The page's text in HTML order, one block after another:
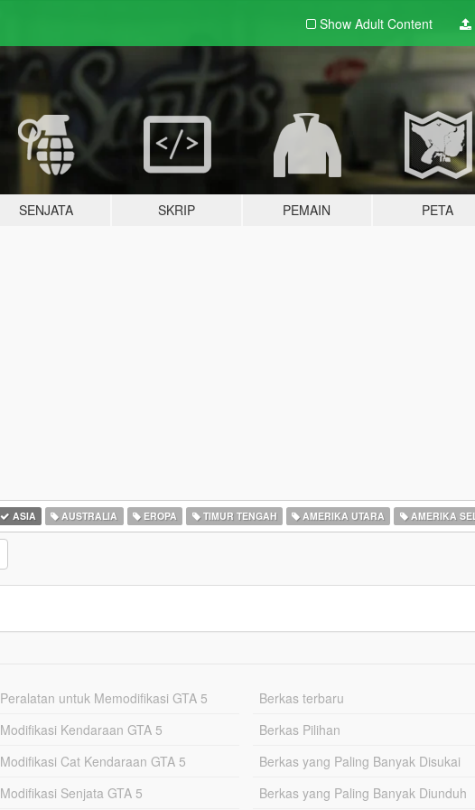
Show Adult Content
SENJATA SKRIP PEMAIN PETA
ASIA AUSTRALIA EROPA TIMUR TENGAH AMERIKA UTARA AMERIKA
Peralatan untuk Memodifikasi GTA 5
Modifikasi Kendaraan GTA 5
Modifikasi Cat Kendaraan GTA 5
Modifikasi Senjata GTA 5
Berkas terbaru
Berkas Pilihan
Berkas yang Paling Banyak Disukai
Berkas yang Paling Banyak Diunduh